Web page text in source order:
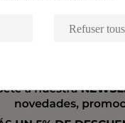
Produits de la
Refuser